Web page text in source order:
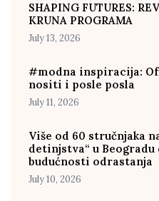
SHAPING FUTURES:
KRUNA PROGRAMA
July 13, 2026
#modna inspiracija:
nositi i posle posla
July 11, 2026
Više od 60 stručnjaka
detinjstva“ u
budućnosti odrastanja
July 10, 2026